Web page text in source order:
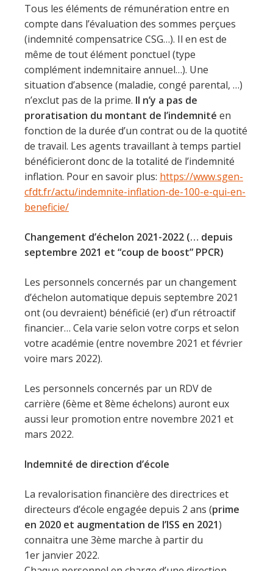
Tous les éléments de rémunération entre en
compte dans l’évaluation des sommes perçues
(indemnité compensatrice CSG…). Il en est de
même de tout élément ponctuel (type
complément indemnitaire annuel…). Une
situation d’absence (maladie, congé parental, …)
n’exclut pas de la prime. Il n’y a pas de
proratisation du montant de l’indemnité en
fonction de la durée d’un contrat ou de la quotité
de travail. Les agents travaillant à temps partiel
bénéficieront donc de la totalité de l’indemnité
inflation. Pour en savoir plus: https://www.sgen-
cfdt.fr/actu/indemnite-inflation-de-100-e-qui-en-
beneficie/
Changement d’échelon 2021-2022 (… depuis
septembre 2021 et “coup de boost” PPCR)
Les personnels concernés par un changement
d’échelon automatique depuis septembre 2021
ont (ou devraient) bénéficié (er) d’un rétroactif
financier… Cela varie selon votre corps et selon
votre académie (entre novembre 2021 et février
voire mars 2022).
Les personnels concernés par un RDV de
carrière (6ème et 8ème échelons) auront eux
aussi leur promotion entre novembre 2021 et
mars 2022.
Indemnité de direction d’école
La revalorisation financière des directrices et
directeurs d’école engagée depuis 2 ans (prime
en 2020 et augmentation de l’ISS en 2021)
connaitra une 3ème marche à partir du
1er janvier 2022.